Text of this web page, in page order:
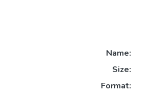
Name:
Size:
Format: